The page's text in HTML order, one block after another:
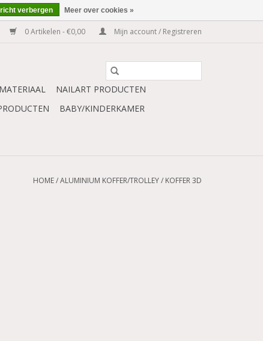
0 Artikelen - €0,00 Mijn account / Registreren
NAILART PRODUCTEN
BABY/KINDERKAMER
HOME/ALUMINIUM KOFFER/TROLLEY/ KOFFER 3D
verbergen Meer over cookies »